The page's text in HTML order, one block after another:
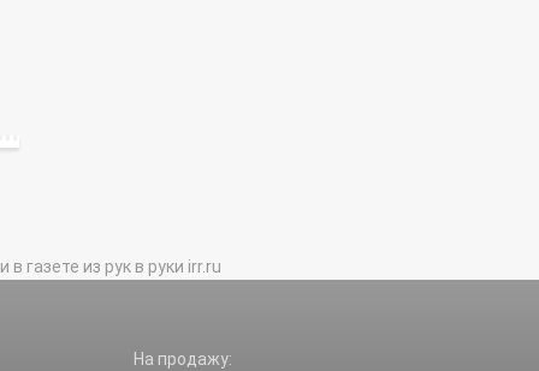
газете из рук в руки irr.ru
На продажу: